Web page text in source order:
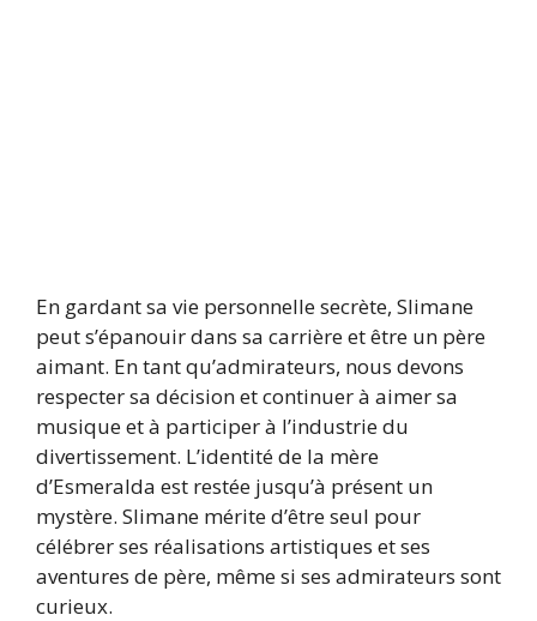
En gardant sa vie personnelle secrète, Slimane
peut s’épanouir dans sa carrière et être un père
aimant. En tant qu’admirateurs, nous devons
respecter sa décision et continuer à aimer sa
musique et à participer à l’industrie du
divertissement. L’identité de la mère
d’Esmeralda est restée jusqu’à présent un
mystère. Slimane mérite d’être seul pour
célébrer ses réalisations artistiques et ses
aventures de père, même si ses admirateurs sont
curieux.